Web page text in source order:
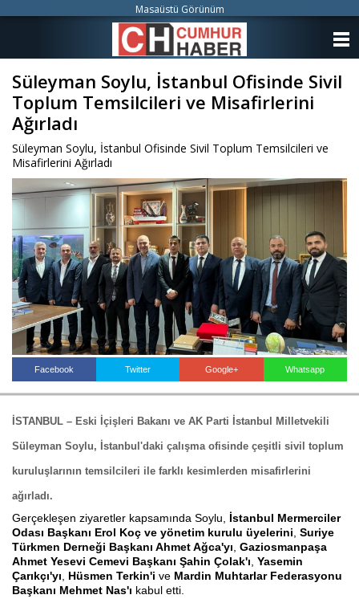
Süleyman Soylu, İstanbul Ofisinde Sivil
Toplum Temsilcileri ve Misafirlerini
Ağırladı
Süleyman Soylu, İstanbul Ofisinde Sivil Toplum Temsilcileri ve
Misafirlerini Ağırladı
Facebook Twitter Google+ Whatsapp
İSTANBUL – Eski İçişleri Bakanı ve AK Parti İstanbul Milletvekili
Süleyman Soylu, İstanbul'daki çalışma ofisinde çeşitli sivil toplum
kuruluşlarının temsilcileri ile farklı kesimlerden misafirlerini
ağırladı.
Gerçekleşen ziyaretler kapsamında Soylu, İstanbul Mermerciler
Odası Başkanı Erol Koç ve yönetim kurulu üyelerini Suriye
Türkmen Derneği Başkanı Ahmet Ağca'yı Gaziosmanpaşa
Ahmet Yesevi Cemevi Başkanı Şahin Çolak'ı Yasemin
Çarıkçı'yı
Hüsmen Terkin'i ve Mardin Muhtarlar Federasyonu
Başkanı Mehmet Nas'ı kabul etti.
Masaüstü Görünüm
KATEGORİLER
ANKETLER
FOTO GALERİ
KÜNYE
İLETİŞİM
Haberin Doğru Adresi.